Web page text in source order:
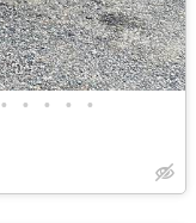
• • • • •